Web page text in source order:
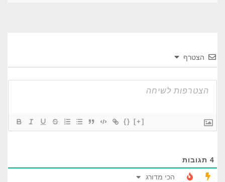
הצטרף
{} [+]
4 תגובות
הכי מדורג